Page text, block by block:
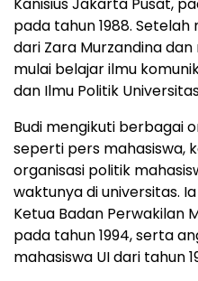
pada tahun 1988. Setelah
dari Zara Murzandina
mulai belajar ilmu
dan Ilmu Politik
Budi mengikuti berbagai
seperti pers mahasiswa,
organisasi politik
waktunya di universitas.
Ketua Badan Perwakilan
pada tahun 1994, serta
mahasiswa UI dari tahun